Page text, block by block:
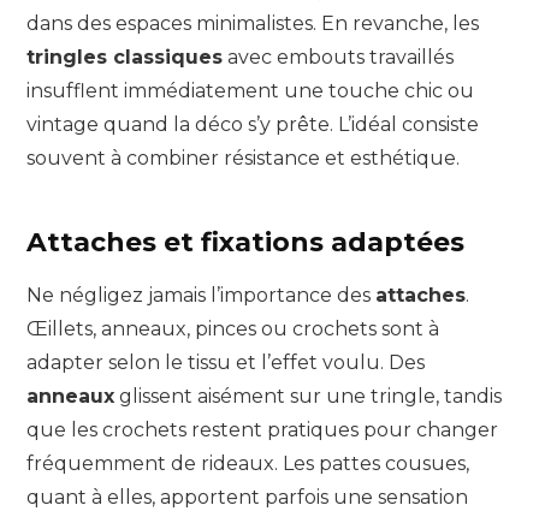
dans des espaces minimalistes. En revanche, les
tringles classiques avec embouts travaillés
insufflent immédiatement une touche chic ou
vintage quand la déco s’y prête. L’idéal consiste
souvent à combiner résistance et esthétique.
Attaches et fixations adaptées
Ne négligez jamais l’importance des attaches.
Œillets, anneaux, pinces ou crochets sont à
adapter selon le tissu et l’effet voulu. Des
anneaux glissent aisément sur une tringle, tandis
que les crochets restent pratiques pour changer
fréquemment de rideaux. Les pattes cousues,
quant à elles, apportent parfois une sensation